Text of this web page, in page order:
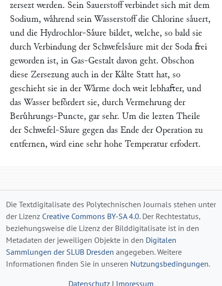
zersezt werden. Sein Sauerstoff verbindet sich mit dem
Sodium, waͤhrend sein Wasserstoff die Chlorine saͤuert,
und die Hydrochlor-Saͤure bildet, welche, so bald sie
durch Verbindung der Schwefelsaͤure mit der Soda frei
geworden ist, in Gas-Gestalt davon geht. Obschon
diese Zersezung auch in der Kaͤlte Statt hat, so
geschieht sie in der Waͤrme doch weit lebhafter, und
das Wasser befoͤrdert sie, durch Vermehrung der
Beruͤhrungs-Puncte, gar sehr. Um die lezten Theile
der Schwefel-Saͤure gegen das Ende der Operation zu
entfernen, wird eine sehr hohe Temperatur erfodert.
Die Textdigitalisate des Polytechnischen Journals stehen unter
der Lizenz Creative Commons BY-SA 4.0. Der Rechtestatus,
beziehungsweise die Lizenz der Bilddigitalisate ist in den
Metadaten der jeweiligen Objekte in den Digitalen
Sammlungen der SLUB Dresden angegeben. Weitere
Informationen finden Sie in unseren Nutzungsbedingungen.
Datenschutz | Impressum